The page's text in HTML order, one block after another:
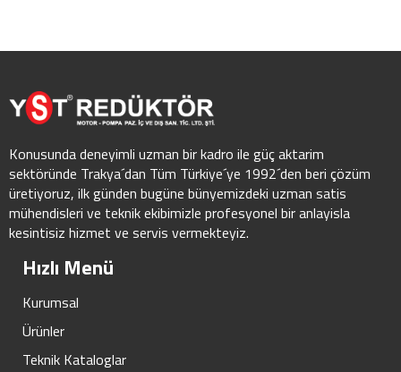
Konusunda deneyimli uzman bir kadro ile güç aktarim
sektöründe Trakya´dan Tüm Türkiye´ye 1992´den beri çözüm
üretiyoruz, ilk günden bugüne bünyemizdeki uzman satis
mühendisleri ve teknik ekibimizle profesyonel bir anlayisla
kesintisiz hizmet ve servis vermekteyiz.
Hızlı Menü
Kurumsal
Ürünler
Teknik Kataloglar